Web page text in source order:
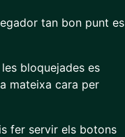
tan bon punt es
bloquejades es
mateixa cara per
fer servir els botons